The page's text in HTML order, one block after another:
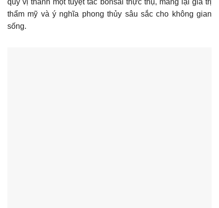
quý vị thành một tuyệt tác bonsai thực thụ, mang lại giá trị
thẩm mỹ và ý nghĩa phong thủy sâu sắc cho không gian
sống.